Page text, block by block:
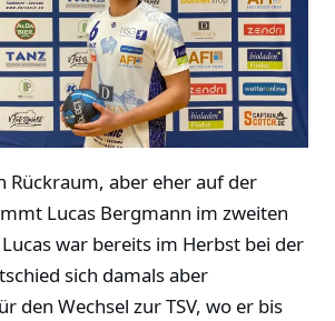
Rückraum, aber eher auf der
Lucas Bergmann im zweiten
war bereits im Herbst bei der
sich damals aber
den Wechsel zur TSV, wo er bis